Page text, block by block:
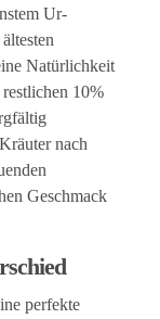
Ur-
Natürlichkeit
10%
nach
Geschmack
perfekte